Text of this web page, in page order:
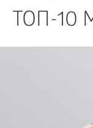
ТОП-10
КРАСОТА